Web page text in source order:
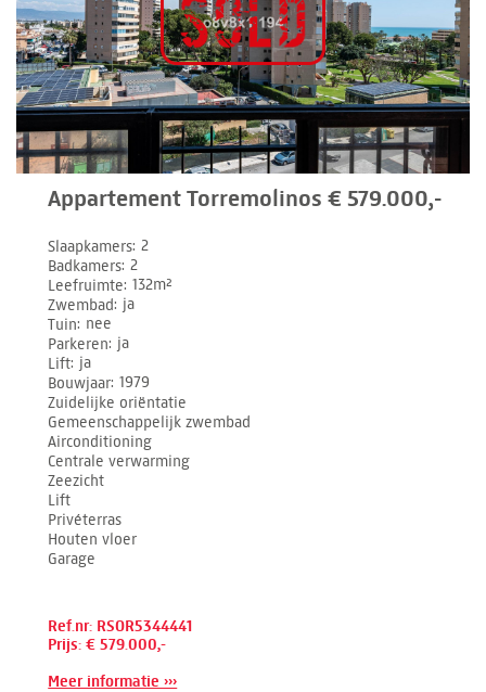
Appartement Torremolinos € 579.000,-
Slaapkamers 2
Badkamers 2
Leefruimte 132m²
Zwembad ja
Tuin nee
Parkeren ja
Lift ja
Bouwjaar 1979
Zuidelijke oriëntatie
Gemeenschappelijk zwembad
Airconditioning
Centrale verwarming
Zeezicht
Lift
Privéterras
Houten vloer
Garage
Ref.nr: RSOR5344441
Prijs: € 579.000,-
Meer informatie ›››